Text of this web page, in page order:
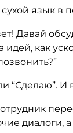
сухой язык в
Давай
идей, как
“Сделаю”. И
диалоги, а